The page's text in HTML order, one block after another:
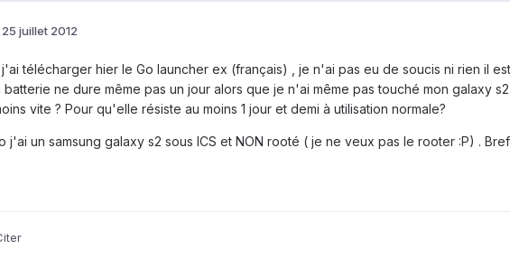
25 juillet 2012
télécharger hier le Go launcher ex (français) , je n'ai pas eu de soucis ni rien il
batterie ne dure même pas un jour alors que je n'ai même pas touché mon galaxy
vite ? Pour qu'elle résiste au moins 1 jour et demi à utilisation normale?
j'ai un samsung galaxy s2 sous ICS et NON rooté ( je ne veux pas le rooter :P) .